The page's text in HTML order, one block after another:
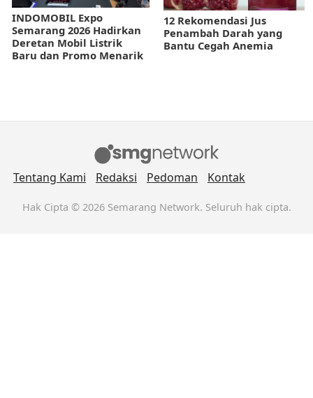
INDOMOBIL Expo
Semarang 2026 Hadirkan
Deretan Mobil Listrik
Baru dan Promo Menarik
12 Rekomendasi Jus
Penambah Darah yang
Bantu Cegah Anemia
Tentang Kami Redaksi Pedoman Kontak
Hak Cipta © 2026 Semarang Network. Seluruh hak cipta.